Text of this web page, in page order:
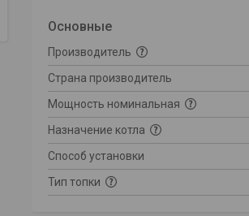
Основные
Производитель
Страна производитель
Мощность номинальная
Назначение котла
Способ установки
Тип топки